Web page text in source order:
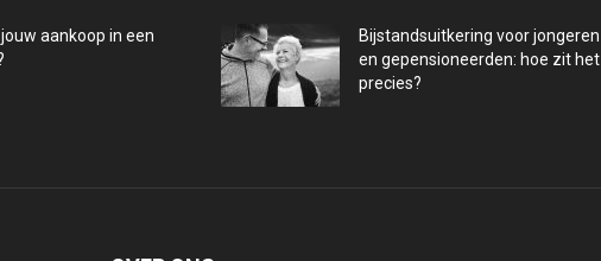
aankoop in een
Bijstandsuitkering voor jongeren
en gepensioneerden: hoe zit het
precies?